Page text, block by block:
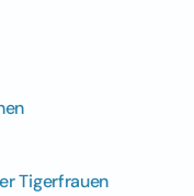
Tigerfrauen